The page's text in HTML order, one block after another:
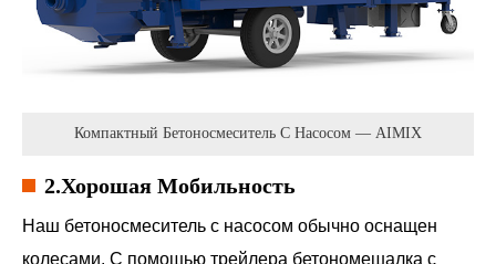
Компактный Бетоносмеситель С Насосом — AIMIX
2.Хорошая Мобильность
Наш бетоносмеситель с насосом обычно оснащен
колесами. С помощью трейлера бетономешалка с